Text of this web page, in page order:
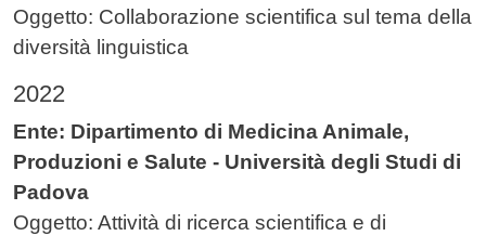
Oggetto: Collaborazione scientifica sul tema della
diversità linguistica
2022
Ente: Dipartimento di Medicina Animale,
Produzioni e Salute - Università degli Studi di
Padova
Oggetto: Attività di ricerca scientifica e di